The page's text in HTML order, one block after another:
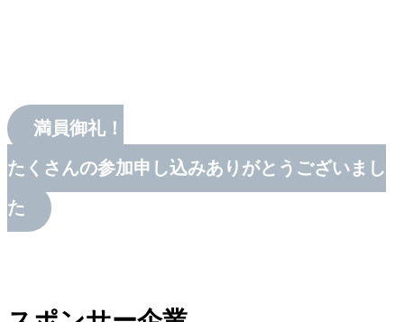
満員御礼！
たくさんの参加申し込みありがとうございまし
た